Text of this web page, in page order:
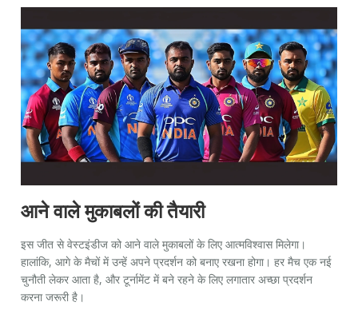
आने वाले मुकाबलों की तैयारी
इस जीत से वेस्टइंडीज को आने वाले मुकाबलों के लिए आत्मविश्वास मिलेगा।
हालांकि, आगे के मैचों में उन्हें अपने प्रदर्शन को बनाए रखना होगा। हर मैच एक नई
चुनौती लेकर आता है, और टूर्नामेंट में बने रहने के लिए लगातार अच्छा प्रदर्शन
करना जरूरी है।